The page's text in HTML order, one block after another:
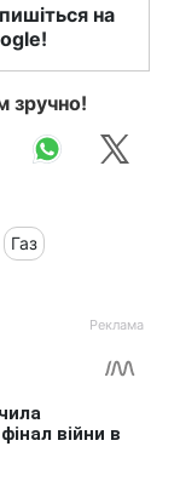
на
зручно!
Газ